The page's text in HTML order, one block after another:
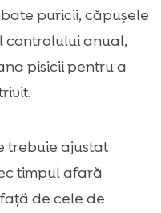
puricii, căpușele
controlului anual,
pisicii pentru a
trebuie ajustat
timpul afară
de cele de